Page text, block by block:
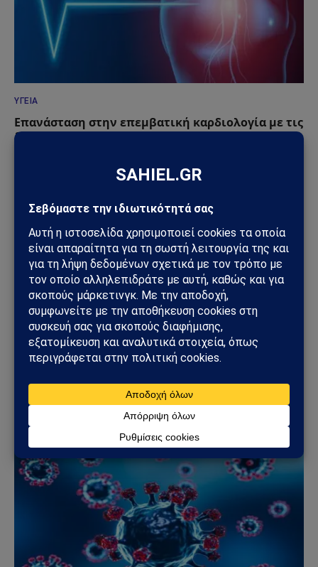
ΥΓΕΊΑ
Επανάσταση στην επεμβατική καρδιολογία με τις
διαδερμικές επεμβάσεις βαλβίδων
ΚΌΣΜΟΣ
Ιός hantavirus σε κρουαζιερόπλοιο στον
Ατλαντικό: Τρεις νεκροί και διεθνής συναγερμός